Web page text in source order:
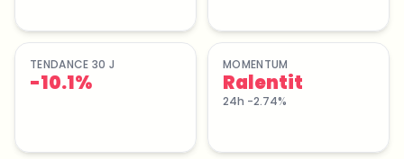
TENDANCE 30 J
-10.1%
MOMENTUM
Ralentit
24h -2.74%